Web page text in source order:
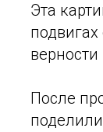
Эта
верности
После